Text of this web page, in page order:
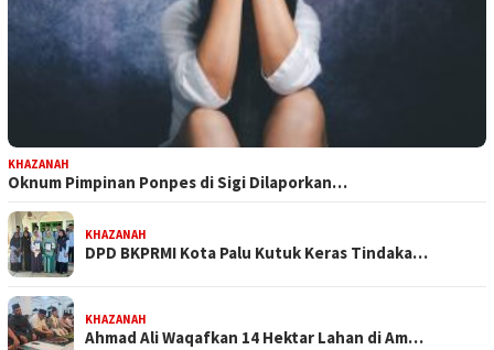
KHAZANAH
Oknum Pimpinan Ponpes di Sigi Dilaporkan…
KHAZANAH
DPD BKPRMI Kota Palu Kutuk Keras Tindaka…
KHAZANAH
Ahmad Ali Waqafkan 14 Hektar Lahan di Am…